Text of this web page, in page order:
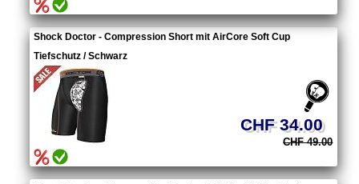
Shock Doctor - Compression Short mit AirCore Soft Cup
Tiefschutz / Schwarz
CHF 34.00
CHF 49.00